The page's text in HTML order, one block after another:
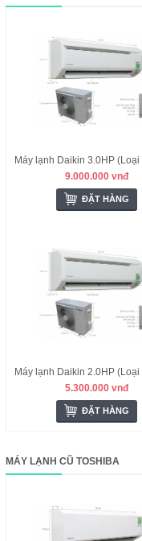
9.000.000 vnđ
ĐẶT HÀNG
5.300.000 vnđ
ĐẶT HÀNG
MÁY LẠNH CŨ TOSHIBA